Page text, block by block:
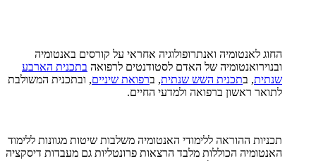
החוג לאנטומיה ואנתרופולוגיה אחראי על קורסים באנטומיה
ובנוירואנטומיה של האדם לסטודנטים לרפואה בתכנית הארבע
שנתית, בתכנית השש שנתית, ברפואת שיניים, ובתכנית המשולבת
לתואר ראשון ברפואה ולמדעי החיים.
תכניות ההוראה ללימודי האנטומיה משלבות שיטות מגוונות ללימוד
האנטומיה הכוללות מלבד הרצאות פרונטליות גם מעבדות דיסקציה